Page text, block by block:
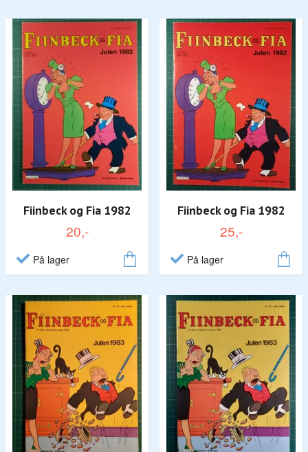
Fiinbeck og Fia 1982
20,-
På lager
Fiinbeck og Fia 1982
25,-
På lager